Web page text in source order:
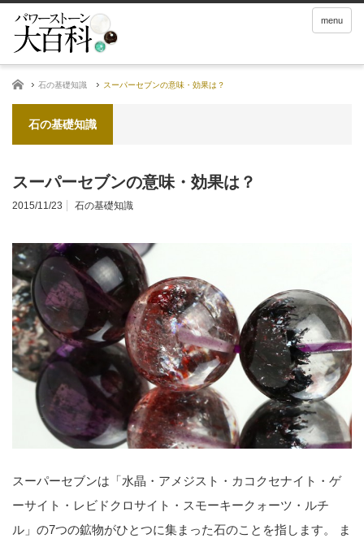
menu
ホーム 石の基礎知識 スーパーセブンの意味・効果は？
石の基礎知識
スーパーセブンの意味・効果は？
2015/11/23 石の基礎知識
スーパーセブンは「水晶・アメジスト・カコクセナイト・ゲ
ーサイト・レビドクロサイト・スモーキークォーツ・ルチ
ル」の7つの鉱物がひとつに集まった石のことを指します。 ま